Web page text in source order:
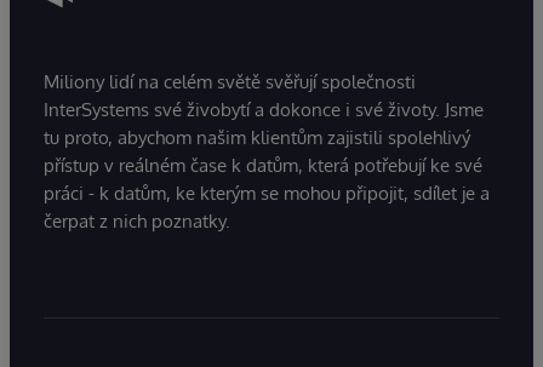
Miliony lidí na celém světě svěřují společnosti
InterSystems své živobytí a dokonce i své životy. Jsme
tu proto, abychom našim klientům zajistili spolehlivý
přístup v reálném čase k datům, která potřebují ke své
práci - k datům, ke kterým se mohou připojit, sdílet je a
čerpat z nich poznatky.